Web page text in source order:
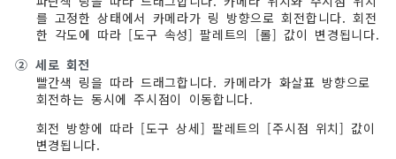
를 고정한 상태에서 카메라가 링 방향으로 회전합니다. 회전
한 각도에 따라 [도구 속성] 팔레트의 [롤] 값이 변경됩니다.
② 세로 회전
빨간색 링을 따라 드래그합니다. 카메라가 화살표 방향으로
회전하는 동시에 주시점이 이동합니다.
회전 방향에 따라 [도구 상세] 팔레트의 [주시점 위치] 값이
변경됩니다.